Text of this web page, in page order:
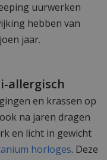
uurwerken
hebben van
jaar.
allergisch
en krassen op
na jaren dragen
en licht in gewicht
horloges. Deze